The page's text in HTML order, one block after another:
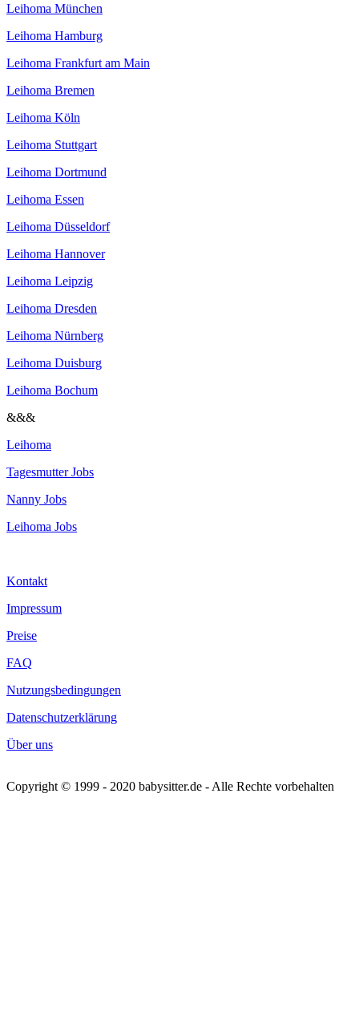
Leihoma München
Leihoma Hamburg
Leihoma Frankfurt am Main
Leihoma Bremen
Leihoma Köln
Leihoma Stuttgart
Leihoma Dortmund
Leihoma Essen
Leihoma Düsseldorf
Leihoma Hannover
Leihoma Leipzig
Leihoma Dresden
Leihoma Nürnberg
Leihoma Duisburg
Leihoma Bochum
&&&
Leihoma
Tagesmutter Jobs
Nanny Jobs
Leihoma Jobs
Kontakt
Impressum
Preise
FAQ
Nutzungsbedingungen
Datenschutzerklärung
Über uns
Copyright © 1999 - 2020 babysitter.de - Alle Rechte vorbehalten